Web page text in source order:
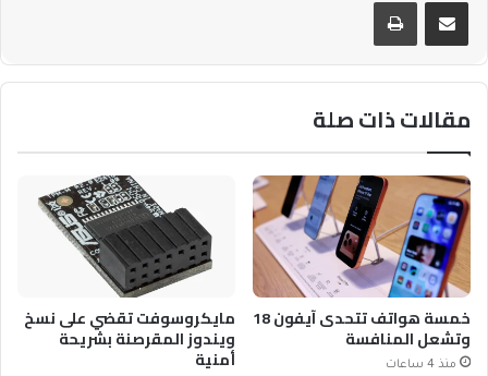
مقالات ذات صلة
خمسة هواتف تتحدى آيفون 18
وتشعل المنافسة
منذ 4 ساعات
مايكروسوفت تقضي على نسخ
ويندوز المقرصنة بشريحة
أمنية